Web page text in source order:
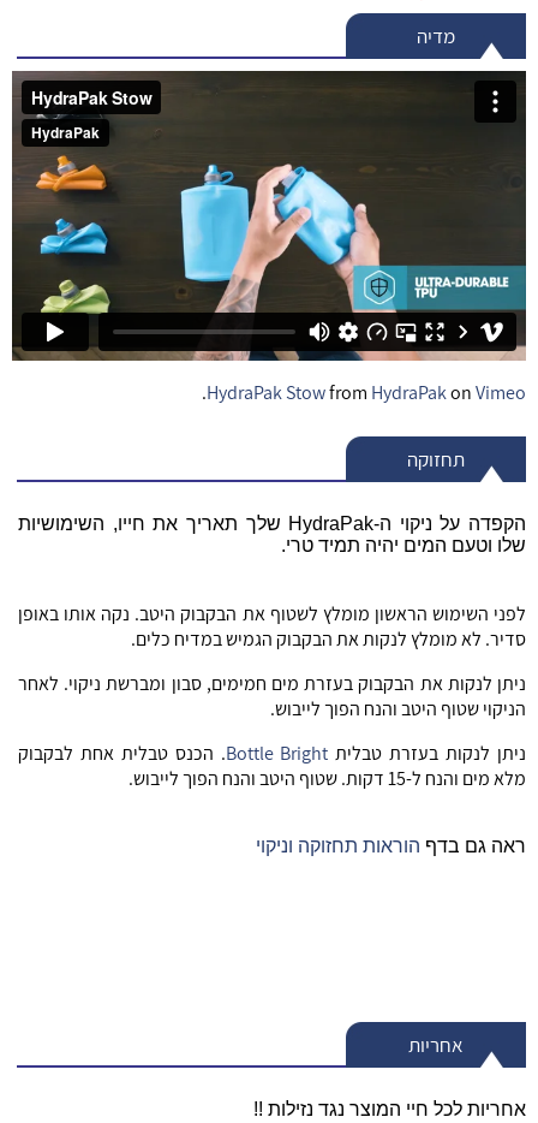
מדיה
HydraPak Stowfrom HydraPakonVimeo
.
תחזוקה
הקפדה על ניקוי ה-HydraPak שלך תאריך את חייו, השימושיות
שלו וטעם המים יהיה תמיד טרי.
לפני השימוש הראשון מומלץ לשטוף את הבקבוק היטב. נקה אותו באופן
סדיר. לא מומלץ לנקות את הבקבוק הגמיש במדיח כלים.
ניתן לנקות את הבקבוק בעזרת מים חמימים, סבון ומברשת ניקוי. לאחר
הניקוי שטוף היטב והנח הפוך לייבוש.
ניתן לנקות בעזרת טבלית Bottle Bright. הכנס טבלית אחת לבקבוק
מלא מים והנח ל-15 דקות. שטוף היטב והנח הפוך לייבוש.
ראה גם בדף הוראות תחזוקה וניקוי
אחריות
אחריות לכל חיי המוצר נגד נזילות !!